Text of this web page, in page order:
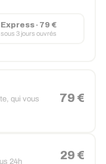
Express · 79 €
sous 3 jours ouvrés
qui vous
79 €
24h 29 €